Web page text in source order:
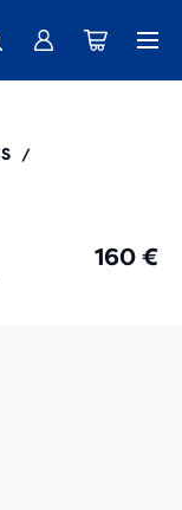
Rejoignez-nous
Femme Homme
maintenant
/
160 €